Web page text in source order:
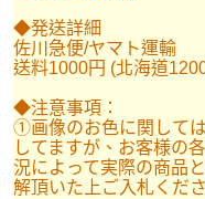
◆発送詳細
佐川急便/ヤマト運輸
送料1000円 (北海道
◆注意事項：
①画像のお色に関して
してますが、お客様の
況によって実際の商品
解頂いた上ご入札くだ